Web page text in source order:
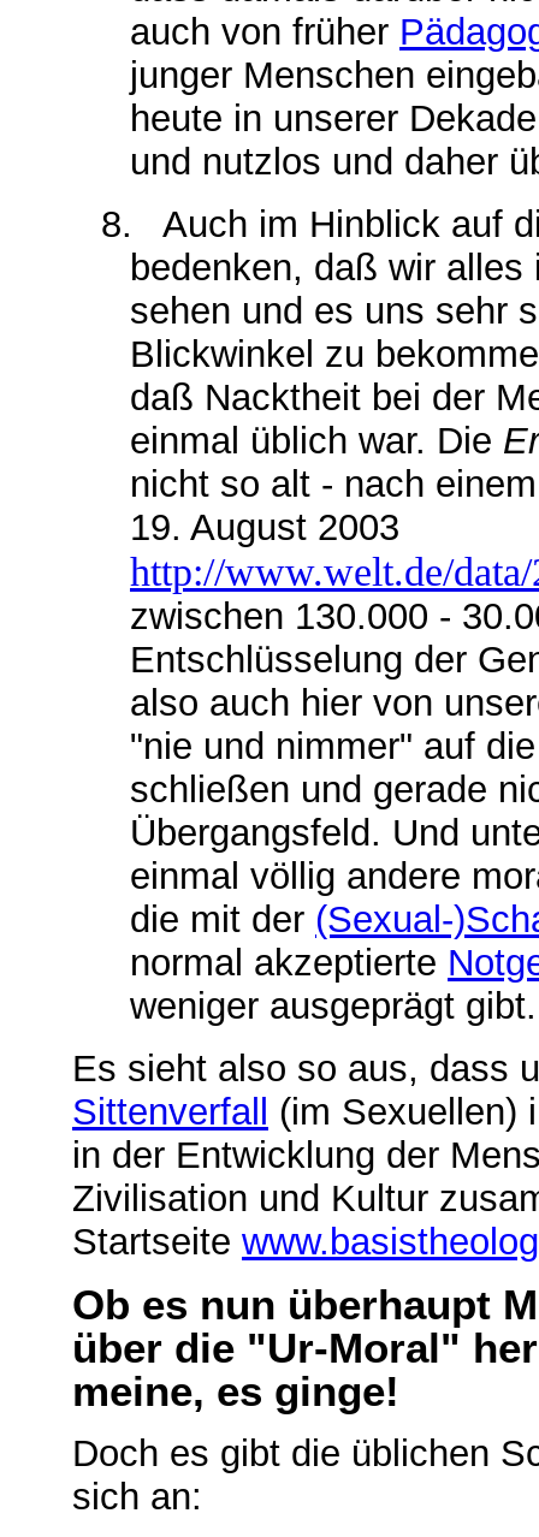
auch von früher
junger Menschen
heute in unserer
und nutzlos und daher
8. Auch im Hinblick auf
bedenken, daß wir
sehen und es uns sehr
Blickwinkel zu
daß Nacktheit bei der
einmal üblich war. Die
nicht so alt - nach
19. August 2003
http://www.welt.de/
zwischen 130.000 -
Entschlüsselung der
also auch hier von
"nie und nimmer" auf
schließen und gerade
Übergangsfeld. Und
einmal völlig andere
die mit der (Sexual-
normal akzeptierte
weniger ausgeprägt gibt.
Es sieht also so aus, dass
Sittenverfall
(im Sexuellen)
in der Entwicklung der
Zivilisation und Kultur
Startseite
Ob es nun überhaupt
über die "Ur-Moral"
meine, es ginge!
Doch es gibt die üblichen
sich an: